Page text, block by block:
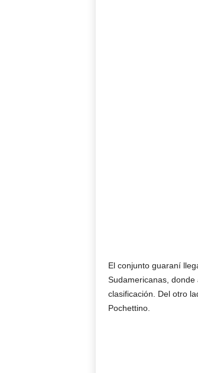
El conjunto guaraní
Sudamericanas, donde
clasificación. Del otro
Pochettino.